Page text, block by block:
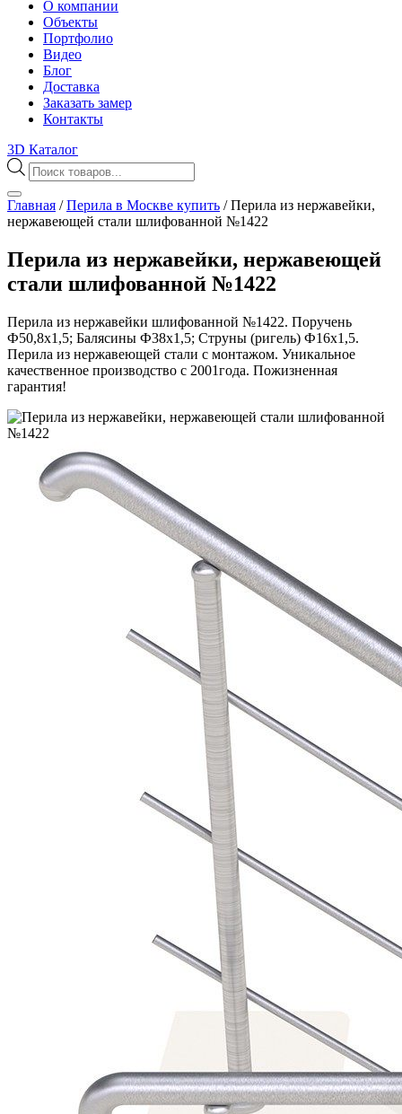
О компании
Объекты
Портфолио
Видео
Блог
Доставка
Заказать замер
Контакты
3D Каталог
Поиск
товаров
Главная /Перила в Москве купить /Перила из нержавейки,
нержавеющей стали шлифованной №1422
Перила из нержавейки, нержавеющей
стали шлифованной №1422
Перила из нержавейки шлифованной №1422. Поручень
Ф50,8х1,5; Балясины Ф38х1,5; Струны (ригель) Ф16х1,5.
Перила из нержавеющей стали с монтажом. Уникальное
качественное производство с 2001года. Пожизненная
гарантия!